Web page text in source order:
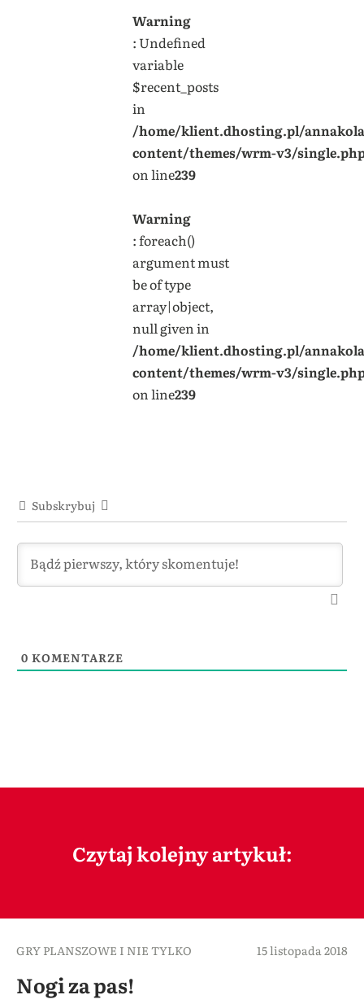
Warning
: Undefined
variable
$recent_posts
in
/home/klient.dhosting.pl/
content/themes/wrm-v3/
on line239
Warning
: foreach()
argument must
be of type
array|object,
null given in
/home/klient.dhosting.pl/
content/themes/wrm-v3/
on line239
Subskrybuj
0 KOMENTARZE
Czytaj kolejny artykuł:
GRY PLANSZOWE I NIE TYLKO 15 listopada 2018
Nogi za pas!